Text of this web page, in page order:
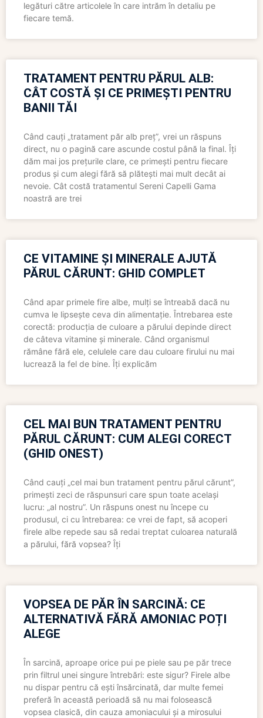
legături către articolele în care intrăm în detaliu pe
fiecare temă.
TRATAMENT PENTRU PĂRUL ALB:
CÂT COSTĂ ȘI CE PRIMEȘTI PENTRU
BANII TĂI
Când cauți „tratament păr alb preț”, vrei un răspuns
direct, nu o pagină care ascunde costul până la final. Îți
dăm mai jos prețurile clare, ce primești pentru fiecare
produs și cum alegi fără să plătești mai mult decât ai
nevoie. Cât costă tratamentul Sereni Capelli Gama
noastră are trei
CE VITAMINE ȘI MINERALE AJUTĂ
PĂRUL CĂRUNT: GHID COMPLET
Când apar primele fire albe, mulți se întreabă dacă nu
cumva le lipsește ceva din alimentație. Întrebarea este
corectă: producția de culoare a părului depinde direct
de câteva vitamine și minerale. Când organismul
rămâne fără ele, celulele care dau culoare firului nu mai
lucrează la fel de bine. Îți explicăm
CEL MAI BUN TRATAMENT PENTRU
PĂRUL CĂRUNT: CUM ALEGI CORECT
(GHID ONEST)
Când cauți „cel mai bun tratament pentru părul cărunt”,
primești zeci de răspunsuri care spun toate același
lucru: „al nostru”. Un răspuns onest nu începe cu
produsul, ci cu întrebarea: ce vrei de fapt, să acoperi
firele albe repede sau să redai treptat culoarea naturală
a părului, fără vopsea? Îți
VOPSEA DE PĂR ÎN SARCINĂ: CE
ALTERNATIVĂ FĂRĂ AMONIAC POȚI
ALEGE
În sarcină, aproape orice pui pe piele sau pe păr trece
prin filtrul unei singure întrebări: este sigur? Firele albe
nu dispar pentru că ești însărcinată, dar multe femei
preferă în această perioadă să nu mai folosească
vopsea clasică, din cauza amoniacului și a mirosului